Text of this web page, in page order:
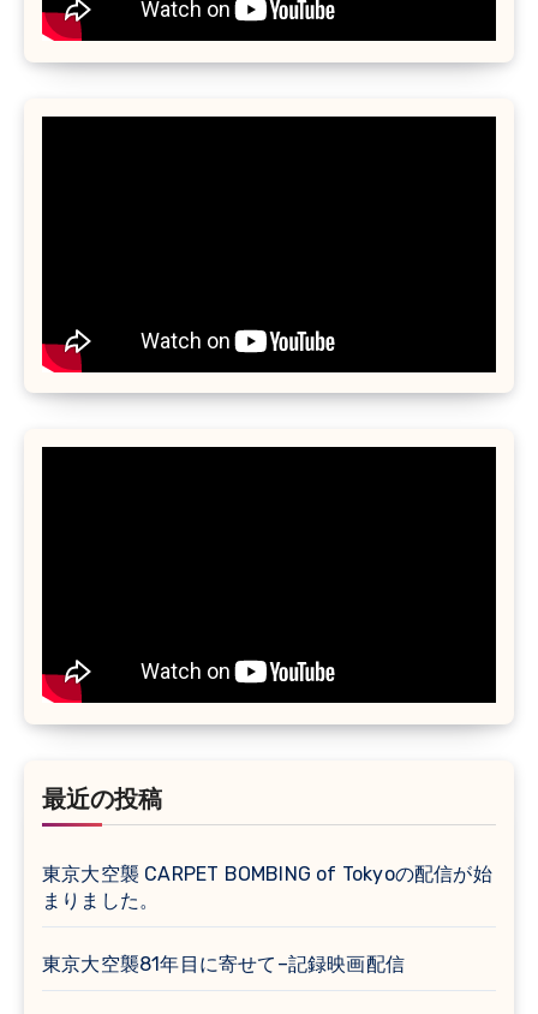
最近の投稿
東京大空襲 CARPET BOMBING of Tokyoの配信が始
まりました。
東京大空襲81年目に寄せて–記録映画配信